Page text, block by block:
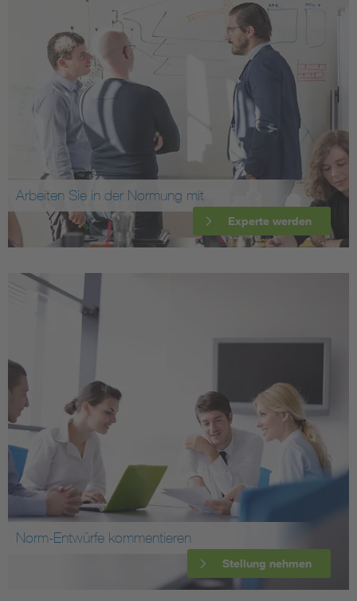
Arbeiten Sie in der Normung mit
Experte werden
Norm-Entwürfe kommentieren
Stellung nehmen